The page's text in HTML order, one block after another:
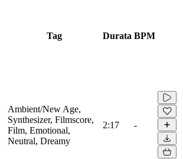
Tag Durata BPM
Ambient/New Age,
Synthesizer, Filmscore,
Film, Emotional,
Neutral, Dreamy
2:17 -